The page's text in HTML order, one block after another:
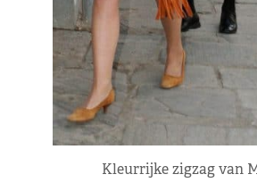
Kleurrijke zigzag van